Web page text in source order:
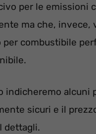
per le emissioni
ma che, invece,
per combustibile
indicheremo alcuni
sicuri e il
dettagli.